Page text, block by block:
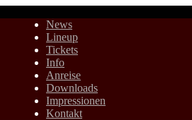
News
Lineup
Tickets
Info
Anreise
Downloads
Impressionen
Kontakt